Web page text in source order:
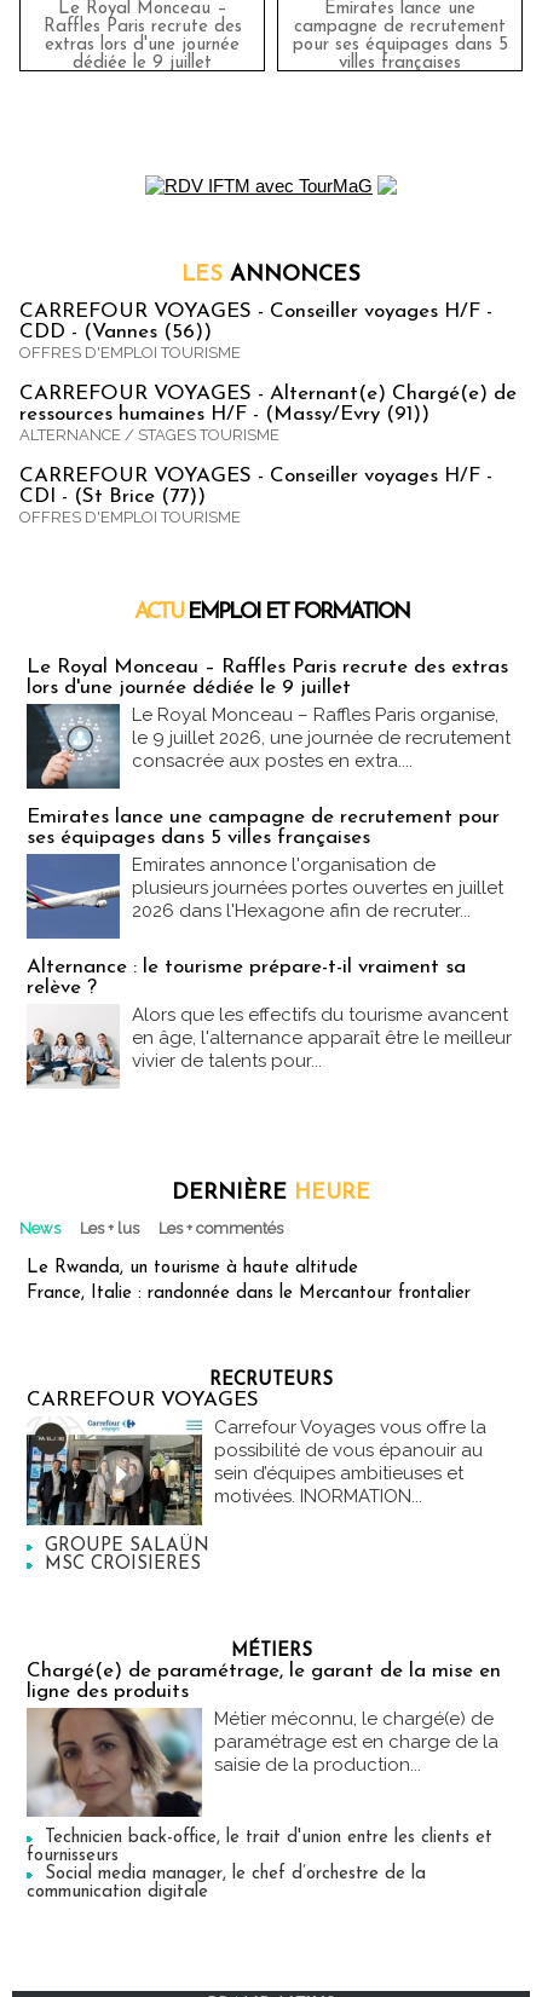
Le Royal Monceau –
Raffles Paris recrute des
extras lors d'une journée
dédiée le 9 juillet
Emirates lance une
campagne de recrutement
pour ses équipages dans 5
villes françaises
LES ANNONCES
CARREFOUR VOYAGES - Conseiller voyages H/F -
CDD - (Vannes (56))
OFFRES D'EMPLOI TOURISME
CARREFOUR VOYAGES - Alternant(e) Chargé(e) de
ressources humaines H/F - (Massy/Evry (91))
ALTERNANCE / STAGES TOURISME
CARREFOUR VOYAGES - Conseiller voyages H/F -
CDI - (St Brice (77))
OFFRES D'EMPLOI TOURISME
ACTU EMPLOI ET FORMATION
Le Royal Monceau – Raffles Paris recrute des extras
lors d'une journée dédiée le 9 juillet
Le Royal Monceau – Raffles Paris organise,
le 9 juillet 2026, une journée de recrutement
consacrée aux postes en extra....
Emirates lance une campagne de recrutement pour
ses équipages dans 5 villes françaises
Emirates annonce l'organisation de
plusieurs journées portes ouvertes en juillet
2026 dans l'Hexagone afin de recruter...
Alternance : le tourisme prépare-t-il vraiment sa
relève ?
Alors que les effectifs du tourisme avancent
en âge, l'alternance apparaît être le meilleur
vivier de talents pour...
DERNIÈRE HEURE
News Les + lus Les + commentés
Le Rwanda, un tourisme à haute altitude
France, Italie : randonnée dans le Mercantour frontalier
RECRUTEURS
CARREFOUR VOYAGES
Carrefour Voyages vous offre la
possibilité de vous épanouir au
sein d’équipes ambitieuses et
motivées. INORMATION...
GROUPE SALAÜN
MSC CROISIERES
MÉTIERS
Chargé(e) de paramétrage, le garant de la mise en
ligne des produits
Métier méconnu, le chargé(e) de
paramétrage est en charge de la
saisie de la production...
Technicien back-office, le trait d'union entre les clients et
fournisseurs
Social media manager, le chef d’orchestre de la
communication digitale